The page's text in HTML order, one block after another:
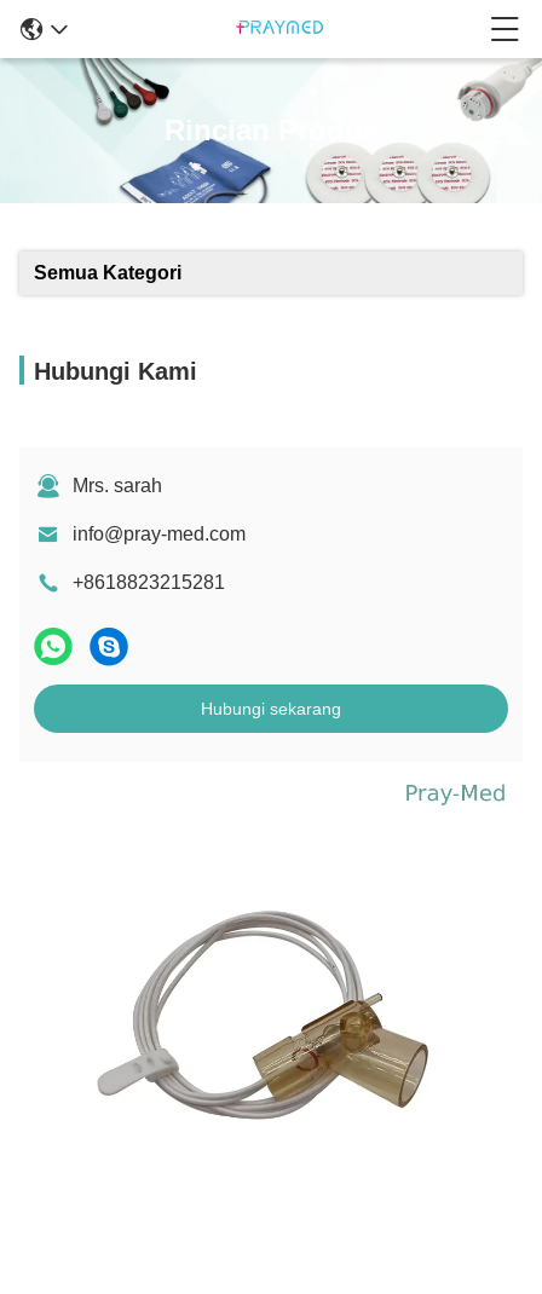
Rincian Produk
Semua Kategori
Hubungi Kami
Mrs. sarah
info@pray-med.com
+8618823215281
Hubungi sekarang